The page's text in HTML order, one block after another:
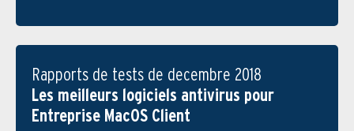
Rapports de tests de decembre 2018
Les meilleurs logiciels antivirus pour
Entreprise MacOS Client